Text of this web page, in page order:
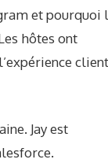
et pourquoi
hôtes ont
Jay est